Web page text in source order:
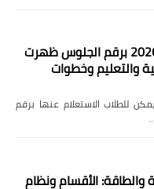
نتيجة الثانوية العامة 2026 برقم الجلوس ظهرت
والتعليم وخطوات
العامة 2026 رسميًا، ويمكن للطلاب الاستعلام عنها برقم
والطاقة: الأقسام ونظام